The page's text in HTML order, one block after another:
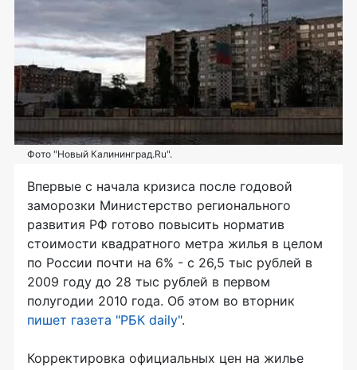
Фото "Новый Калининград.Ru".
Впервые с начала кризиса после годовой
заморозки Министерство регионального
развития РФ готово повысить норматив
стоимости квадратного метра жилья в целом
по России почти на 6% - c 26,5 тыс рублей в
2009 году до 28 тыс рублей в первом
полугодии 2010 года. Об этом во вторник
пишет газета "РБК daily".
Корректировка официальных цен на жилье